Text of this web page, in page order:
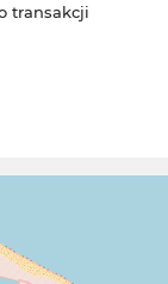
transakcji